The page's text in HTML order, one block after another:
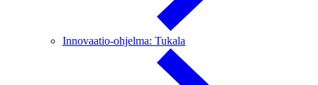
Innovaatio-ohjelma: Tukala